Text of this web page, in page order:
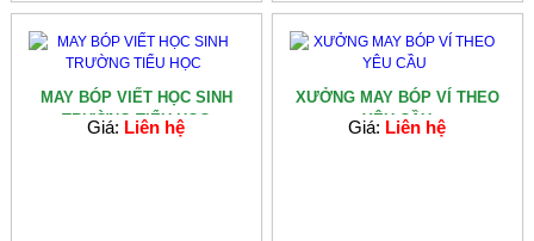
MAY BÓP VIẾT HỌC SINH
TRƯỜNG TIỂU HỌC
Giá: Liên hệ
XƯỞNG MAY BÓP VÍ THEO
YÊU CẦU
Giá: Liên hệ